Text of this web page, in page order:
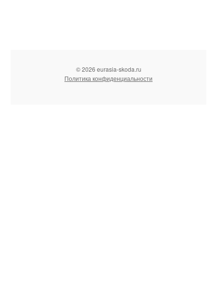
© 2026 eurasia-skoda.ru
Политика конфиденциальности